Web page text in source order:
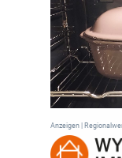
Anzeigen |